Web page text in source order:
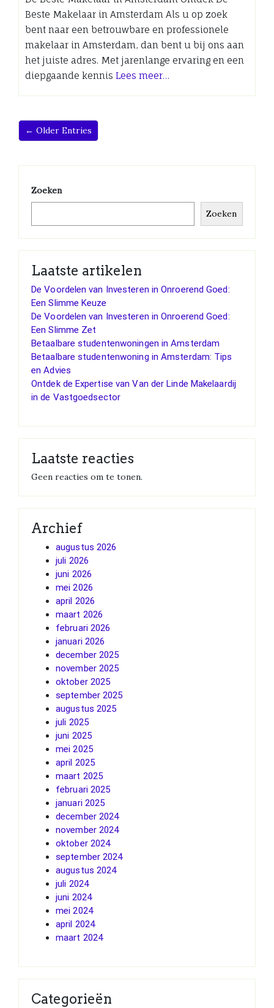
Beste Makelaar in Amsterdam Als u op zoek
bent naar een betrouwbare en professionele
makelaar in Amsterdam, dan bent u bij ons aan
het juiste adres. Met jarenlange ervaring en een
diepgaande kennis Lees meer…
← Older Entries
Zoeken
Zoeken
Laatste artikelen
De Voordelen van Investeren in Onroerend Goed:
Een Slimme Keuze
De Voordelen van Investeren in Onroerend Goed:
Een Slimme Zet
Betaalbare studentenwoningen in Amsterdam
Betaalbare studentenwoning in Amsterdam: Tips
en Advies
Ontdek de Expertise van Van der Linde Makelaardij
in de Vastgoedsector
Laatste reacties
Geen reacties om te tonen.
Archief
augustus 2026
juli 2026
juni 2026
mei 2026
april 2026
maart 2026
februari 2026
januari 2026
december 2025
november 2025
oktober 2025
september 2025
augustus 2025
juli 2025
juni 2025
mei 2025
april 2025
maart 2025
februari 2025
januari 2025
december 2024
november 2024
oktober 2024
september 2024
augustus 2024
juli 2024
juni 2024
mei 2024
april 2024
maart 2024
Categorieën